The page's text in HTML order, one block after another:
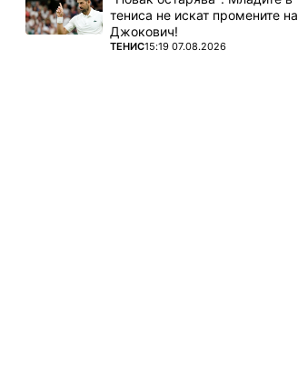
тениса не искат промените на
Джокович!
ПОВЕЧЕ ОТ
ТЕНИС15:19 07.08.2026